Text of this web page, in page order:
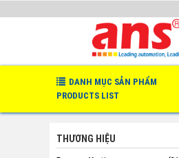
DANH MỤC SẢN PHẨM
PRODUCTS LIST
THƯƠNG HIỆU